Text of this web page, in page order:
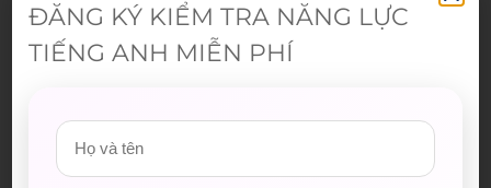
ĐĂNG KÝ KIỂM TRA NĂNG LỰC
TIẾNG ANH MIỄN PHÍ